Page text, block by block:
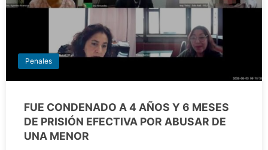
Penales
FUE CONDENADO A 4 AÑOS Y 6 MESES
DE PRISIÓN EFECTIVA POR ABUSAR DE
UNA MENOR